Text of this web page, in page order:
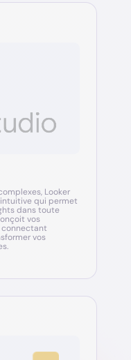
Looker
qui permet
dans toute
vos
connectant
vos